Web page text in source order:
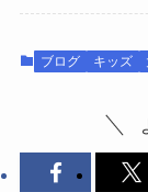
ブログ キッズ